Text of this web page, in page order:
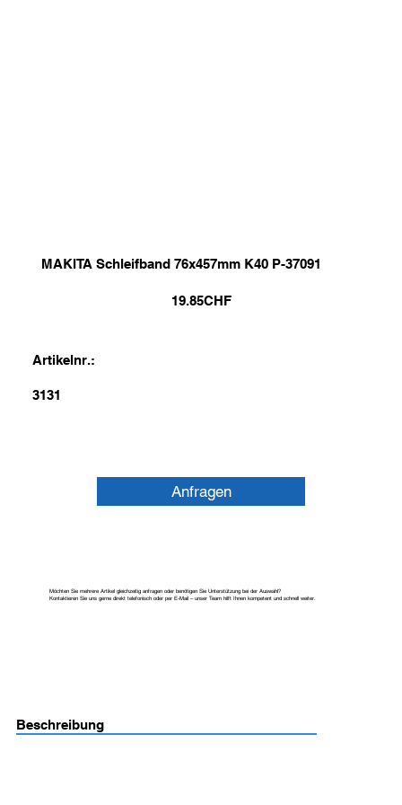
MAKITA Schleifband 76x457mm K40 P-37091
19.85CHF
Artikelnr.:
3131
Anfragen
Möchten Sie mehrere Artikel gleichzeitig anfragen oder benötigen Sie Unterstützung bei der Auswahl?
Kontaktieren Sie uns gerne direkt telefonisch oder per E-Mail – unser Team hilft Ihnen kompetent und schnell weiter.
Beschreibung